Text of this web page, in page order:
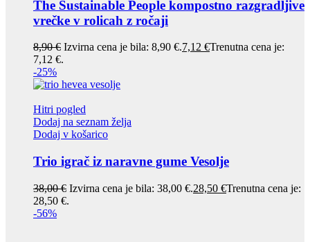
The Sustainable People kompostno razgradljive
vrečke v rolicah z ročaji
8,90€ Izvirna cena je bila: 8,90 €.7,12 €Trenutna cena je:
7,12 €.
-25%
Hitri pogled
Dodaj na seznam želja
Dodaj v košarico
Trio igrač iz naravne gume Vesolje
38,00€ Izvirna cena je bila: 38,00 €.28,50 €Trenutna cena je:
28,50 €.
-56%